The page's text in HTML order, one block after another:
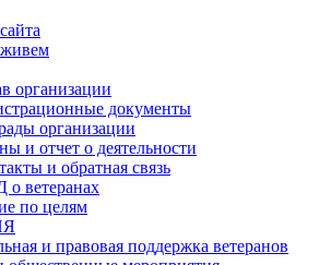
организации
документы
организации
и отчет о деятельности
и обратная связь
ветеранах
по целям
и правовая поддержка ветеранов